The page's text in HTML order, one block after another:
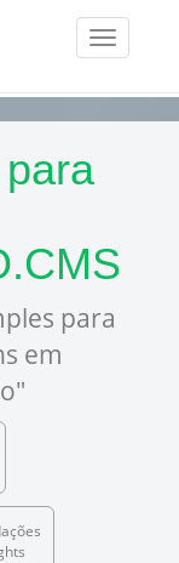
Toggle
para
em